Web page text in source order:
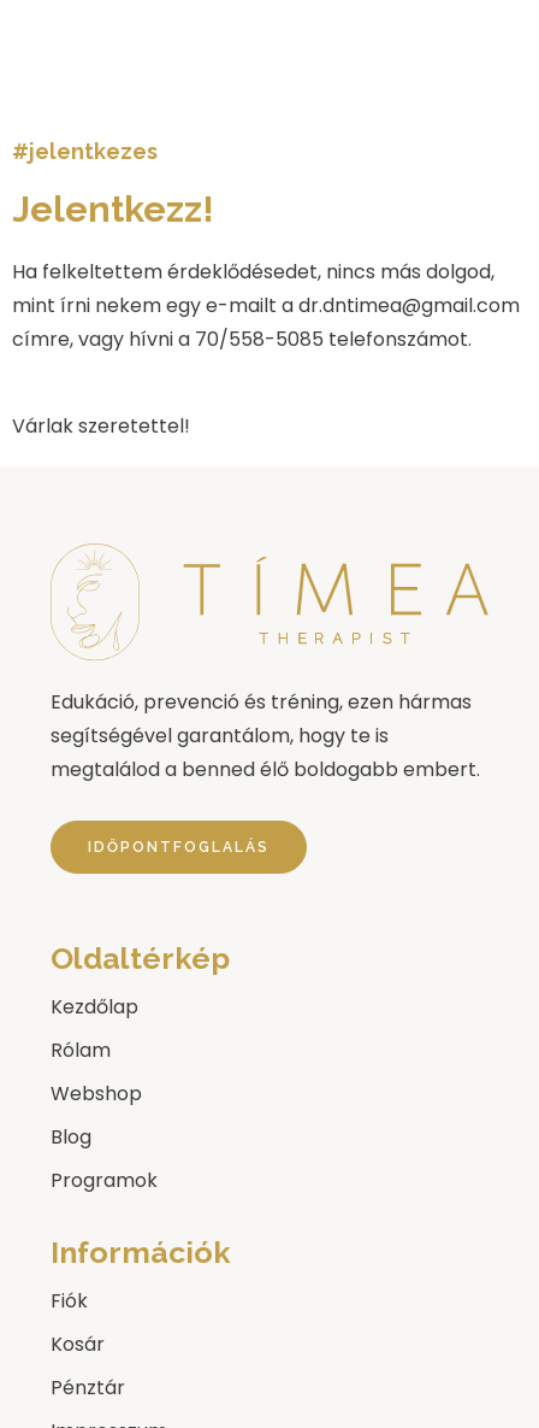
#jelentkezes
Jelentkezz!
Ha felkeltettem érdeklődésedet, nincs más dolgod,
mint írni nekem egy e-mailt a dr.dntimea@gmail.com
címre, vagy hívni a 70/558-5085 telefonszámot.
Várlak szeretettel!
Edukáció, prevenció és tréning, ezen hármas
segítségével garantálom, hogy te is
megtalálod a benned élő boldogabb embert.
IDŐPONTFOGLALÁS
Oldaltérkép
Kezdőlap
Rólam
Webshop
Blog
Programok
Információk
Fiók
Kosár
Pénztár